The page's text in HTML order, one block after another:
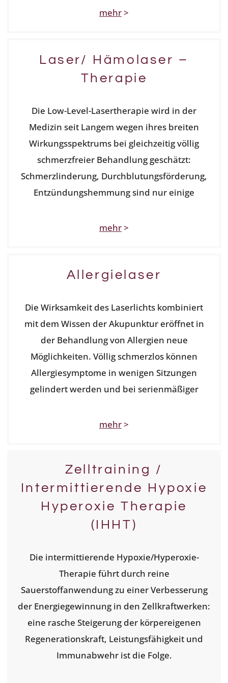
mehr>
Laser/ Hämolaser –
Therapie
Die Low-Level-Lasertherapie wird in der
Medizin seit Langem wegen ihres breiten
Wirkungsspektrums bei gleichzeitig völlig
schmerzfreier Behandlung geschätzt:
Schmerzlinderung, Durchblutungsförderung,
Entzündungshemmung sind nur einige
mehr>
Allergielaser
Die Wirksamkeit des Laserlichts kombiniert
mit dem Wissen der Akupunktur eröffnet in
der Behandlung von Allergien neue
Möglichkeiten. Völlig schmerzlos können
Allergiesymptome in wenigen Sitzungen
gelindert werden und bei serienmäßiger
mehr>
Zelltraining /
Intermittierende Hypoxie
Hyperoxie Therapie
(IHHT)
Die intermittierende Hypoxie/Hyperoxie-
Therapie führt durch reine
Sauerstoffanwendung zu einer Verbesserung
der Energiegewinnung in den Zellkraftwerken:
eine rasche Steigerung der körpereigenen
Regenerationskraft, Leistungsfähigkeit und
Immunabwehr ist die Folge.